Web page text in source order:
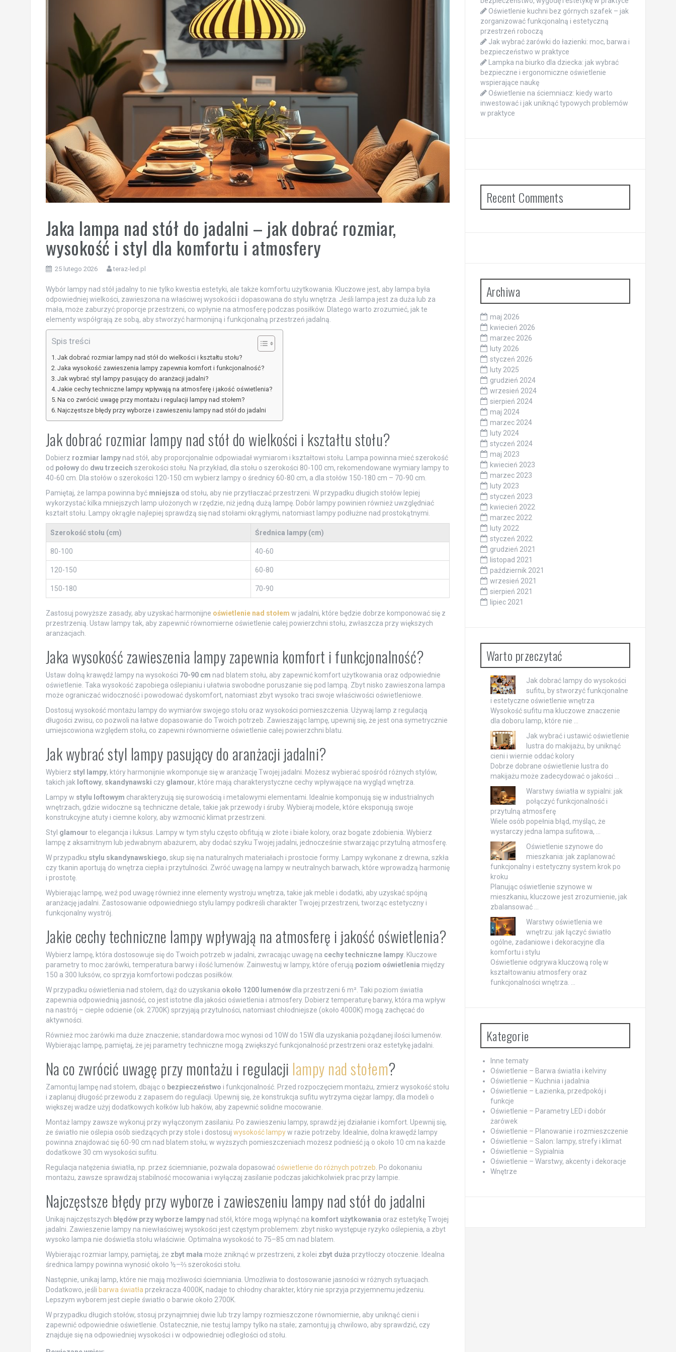
Jaka lampa nad stół do jadalni – jak dobrać rozmiar,
wysokość i styl dla komfortu i atmosfery
25 lutego 2026 teraz-led.pl
Wybór lampy nad stół jadalny to nie tylko kwestia estetyki, ale także komfortu użytkowania. Kluczowe jest, aby lampa była
odpowiedniej wielkości, zawieszona na właściwej wysokości i dopasowana do stylu wnętrza. Jeśli lampa jest za duża lub za
mała, może zaburzyć proporcje przestrzeni, co wpłynie na atmosferę podczas posiłków. Dlatego warto zrozumieć, jak te
elementy współgrają ze sobą, aby stworzyć harmonijną i funkcjonalną przestrzeń jadalną.
Spis treści
Jak dobrać rozmiar lampy nad stół do wielkości i kształtu stołu?
Jaka wysokość zawieszenia lampy zapewnia komfort i funkcjonalność?
Jak wybrać styl lampy pasujący do aranżacji jadalni?
Jakie cechy techniczne lampy wpływają na atmosferę i jakość oświetlenia?
Na co zwrócić uwagę przy montażu i regulacji lampy nad stołem?
Najczęstsze błędy przy wyborze i zawieszeniu lampy nad stół do jadalni
Jak dobrać rozmiar lampy nad stół do wielkości i kształtu stołu?
Dobierz rozmiar lampynad stół, aby proporcjonalnie odpowiadał wymiarom i kształtowi stołu. Lampa powinna mieć szerokość
od połowydo dwu trzecich szerokości stołu. Na przykład, dla stołu o szerokości 80-100 cm, rekomendowane wymiary lampy to
40-60 cm. Dla stołów o szerokości 120-150 cm wybierz lampy o średnicy 60-80 cm, a dla stołów 150-180 cm – 70-90 cm.
Pamiętaj, że lampa powinna być mniejsza od stołu, aby nie przytłaczać przestrzeni. W przypadku długich stołów lepiej
wykorzystać kilka mniejszych lamp ułożonych w rzędzie, niż jedną dużą lampę. Dobór lampy powinien również uwzględniać
kształt stołu. Lampy okrągłe najlepiej sprawdzą się nad stołami okrągłymi, natomiast lampy podłużne nad prostokątnymi.
Szerokość stołu (cm) Średnica lampy (cm)
80-100 40-60
120-150 60-80
150-180 70-90
Zastosuj powyższe zasady, aby uzyskać harmonijne oświetlenie nad stołem w jadalni, które będzie dobrze komponować się z
przestrzenią. Ustaw lampy tak, aby zapewnić równomierne oświetlenie całej powierzchni stołu, zwłaszcza przy większych
aranżacjach.
Jaka wysokość zawieszenia lampy zapewnia komfort i funkcjonalność?
Ustaw dolną krawędź lampy na wysokości 70-90 cm nad blatem stołu, aby zapewnić komfort użytkowania oraz odpowiednie
oświetlenie. Taka wysokość zapobiega oślepianiu i ułatwia swobodne poruszanie się pod lampą. Zbyt nisko zawieszona lampa
może ograniczać widoczność i powodować dyskomfort, natomiast zbyt wysoko traci swoje właściwości oświetleniowe.
Dostosuj wysokość montażu lampy do wymiarów swojego stołu oraz wysokości pomieszczenia. Używaj lamp z regulacją
długości zwisu, co pozwoli na łatwe dopasowanie do Twoich potrzeb. Zawieszając lampę, upewnij się, że jest ona symetrycznie
umiejscowiona względem stołu, co zapewni równomierne oświetlenie całej powierzchni blatu.
Jak wybrać styl lampy pasujący do aranżacji jadalni?
Wybierz styl lampy, który harmonijnie wkomponuje się w aranżację Twojej jadalni. Możesz wybierać spośród różnych stylów,
takich jak loftowy, skandynawski czy glamour, które mają charakterystyczne cechy wpływające na wygląd wnętrza.
Lampy w stylu loftowym charakteryzują się surowością i metalowymi elementami. Idealnie komponują się w industrialnych
wnętrzach, gdzie widoczne są techniczne detale, takie jak przewody i śruby. Wybieraj modele, które eksponują swoje
konstrukcyjne atuty i ciemne kolory, aby wzmocnić klimat przestrzeni.
Styl glamour to elegancja i luksus. Lampy w tym stylu często obfitują w złote i białe kolory, oraz bogate zdobienia. Wybierz
lampę z aksamitnym lub jedwabnym abażurem, aby dodać szyku Twojej jadalni, jednocześnie stwarzając przytulną atmosferę.
W przypadku stylu skandynawskiego, skup się na naturalnych materiałach i prostocie formy. Lampy wykonane z drewna, szkła
czy tkanin aportują do wnętrza ciepła i przytulności. Zwróć uwagę na lampy w neutralnych barwach, które wprowadzą harmonię
i prostotę.
Wybierając lampę, weź pod uwagę również inne elementy wystroju wnętrza, takie jak meble i dodatki, aby uzyskać spójną
aranżację jadalni. Zastosowanie odpowiedniego stylu lampy podkreśli charakter Twojej przestrzeni, tworząc estetyczny i
funkcjonalny wystrój.
Jakie cechy techniczne lampy wpływają na atmosferę i jakość oświetlenia?
Wybierz lampę, która dostosowuje się do Twoich potrzeb w jadalni, zwracając uwagę na cechy techniczne lampy. Kluczowe
parametry to moc żarówki, temperatura barwy i ilość lumenów. Zainwestuj w lampy, które oferują poziom oświetlenia między
150 a 300 luksów, co sprzyja komfortowi podczas posiłków.
W przypadku oświetlenia nad stołem, dąż do uzyskania około 1200 lumenówdla przestrzeni 6 m². Taki poziom światła
zapewnia odpowiednią jasność, co jest istotne dla jakości oświetlenia i atmosfery. Dobierz temperaturę barwy, która ma wpływ
na nastrój – ciepłe odcienie (ok. 2700K) sprzyjają przytulności, natomiast chłodniejsze (około 4000K) mogą zachęcać do
aktywności.
Również moc żarówki ma duże znaczenie; standardowa moc wynosi od 10W do 15W dla uzyskania pożądanej ilości lumenów.
Wybierając lampę, pamiętaj, że jej parametry techniczne mogą zwiększyć funkcjonalność przestrzeni oraz estetykę jadalni.
Na co zwrócić uwagę przy montażu i regulacji lampy nad stołem?
Zamontuj lampę nad stołem, dbając o bezpieczeństwo i funkcjonalność. Przed rozpoczęciem montażu, zmierz wysokość stołu
i zaplanuj długość przewodu z zapasem do regulacji. Upewnij się, że konstrukcja sufitu wytrzyma ciężar lampy; dla modeli o
większej wadze użyj dodatkowych kołków lub haków, aby zapewnić solidne mocowanie.
Montaż lampy zawsze wykonuj przy wyłączonym zasilaniu. Po zawieszeniu lampy, sprawdź jej działanie i komfort. Upewnij się,
że światło nie oślepia osób siedzących przy stole i dostosuj wysokość lampyw razie potrzeby. Idealnie, dolna krawędź lampy
powinna znajdować się 60-90 cm nad blatem stołu; w wyższych pomieszczeniach możesz podnieść ją o około 10 cm na każde
dodatkowe 30 cm wysokości sufitu.
Regulacja natężenia światła, np. przez ściemnianie, pozwala dopasować oświetlenie do różnych potrzeb . Po dokonaniu
montażu, zawsze sprawdzaj stabilność mocowania i wyłączaj zasilanie podczas jakichkolwiek prac przy lampie.
Najczęstsze błędy przy wyborze i zawieszeniu lampy nad stół do jadalni
Unikaj najczęstszych błędów przy wyborze lampynad stół, które mogą wpłynąć na komfort użytkowania oraz estetykę Twojej
jadalni. Zawieszenie lampy na niewłaściwej wysokości jest częstym problemem: zbyt nisko występuje ryzyko oślepienia, a zbyt
wysoko lampa nie doświetla stołu właściwie. Optimalna wysokość to 75–85 cm nad blatem.
Wybierając rozmiar lampy, pamiętaj, że zbyt mała może zniknąć w przestrzeni, z kolei zbyt duża przytłoczy otoczenie. Idealna
średnica lampy powinna wynosić około ½–⅔ szerokości stołu.
Następnie, unikaj lamp, które nie mają możliwości ściemniania. Umożliwia to dostosowanie jasności w różnych sytuacjach.
Dodatkowo, jeśli barwa światła przekracza 4000K, nadaje to chłodny charakter, który nie sprzyja przyjemnemu jedzeniu.
Lepszym wyborem jest ciepłe światło o barwie około 2700K.
W przypadku długich stołów, stosuj przynajmniej dwie lub trzy lampy rozmieszczone równomiernie, aby uniknąć cieni i
zapewnić odpowiednie oświetlenie. Ostatecznie, nie testuj lampy tylko na stałe; zamontuj ją chwilowo, aby sprawdzić, czy
znajduje się na odpowiedniej wysokości i w odpowiedniej odległości od stołu.
Oświetlenie kuchni bez górnych szafek – jak
zorganizować funkcjonalną i estetyczną
przestrzeń roboczą
Jak wybrać żarówki do łazienki: moc, barwa i
bezpieczeństwo w praktyce
Lampka na biurko dla dziecka: jak wybrać
bezpieczne i ergonomiczne oświetlenie
wspierające naukę
Oświetlenie na ściemniacz: kiedy warto
inwestować i jak uniknąć typowych problemów
w praktyce
Recent Comments
Archiwa
maj 2026
kwiecień 2026
marzec 2026
luty 2026
styczeń 2026
luty 2025
grudzień 2024
wrzesień 2024
sierpień 2024
maj 2024
marzec 2024
luty 2024
styczeń 2024
maj 2023
kwiecień 2023
marzec 2023
luty 2023
styczeń 2023
kwiecień 2022
marzec 2022
luty 2022
styczeń 2022
grudzień 2021
listopad 2021
październik 2021
wrzesień 2021
sierpień 2021
lipiec 2021
Warto przeczytać
Jak dobrać lampy do wysokości
sufitu, by stworzyć funkcjonalne
i estetyczne oświetlenie wnętrza
Wysokość sufitu ma kluczowe znaczenie
dla doboru lamp, które nie …
Jak wybrać i ustawić oświetlenie
lustra do makijażu, by uniknąć
cieni i wiernie oddać kolory
Dobrze dobrane oświetlenie lustra do
makijażu może zadecydować o jakości …
Warstwy światła w sypialni: jak
połączyć funkcjonalność i
przytulną atmosferę
Wiele osób popełnia błąd, myśląc, że
wystarczy jedna lampa sufitowa, …
Oświetlenie szynowe do
mieszkania: jak zaplanować
funkcjonalny i estetyczny system krok po
kroku
Planując oświetlenie szynowe w
mieszkaniu, kluczowe jest zrozumienie, jak
zbalansować …
Warstwy oświetlenia we
wnętrzu: jak łączyć światło
ogólne, zadaniowe i dekoracyjne dla
komfortu i stylu
Oświetlenie odgrywa kluczową rolę w
kształtowaniu atmosfery oraz
funkcjonalności wnętrza. …
Kategorie
Inne tematy
Oświetlenie – Barwa światła i kelviny
Oświetlenie – Kuchnia i jadalnia
Oświetlenie – Łazienka, przedpokój i
funkcje
Oświetlenie – Parametry LED i dobór
żarówek
Oświetlenie – Planowanie i rozmieszczenie
Oświetlenie – Salon: lampy, strefy i klimat
Oświetlenie – Sypialnia
Oświetlenie – Warstwy, akcenty i dekoracje
Wnętrze